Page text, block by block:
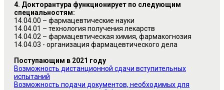
4. Докторантура функционирует по следующим
специальностям:
14.04.00 – фармацевтические науки
14.04.01 – технология получения лекарств
14.04.02 – фармацевтическая химия, фармакогнозия
14.04.03 - организация фармацевтического дела
Поступающим в 2021 году
Возможность дистанционной сдачи вступительных
испытаний
Возможность подачи документов, необходимых для